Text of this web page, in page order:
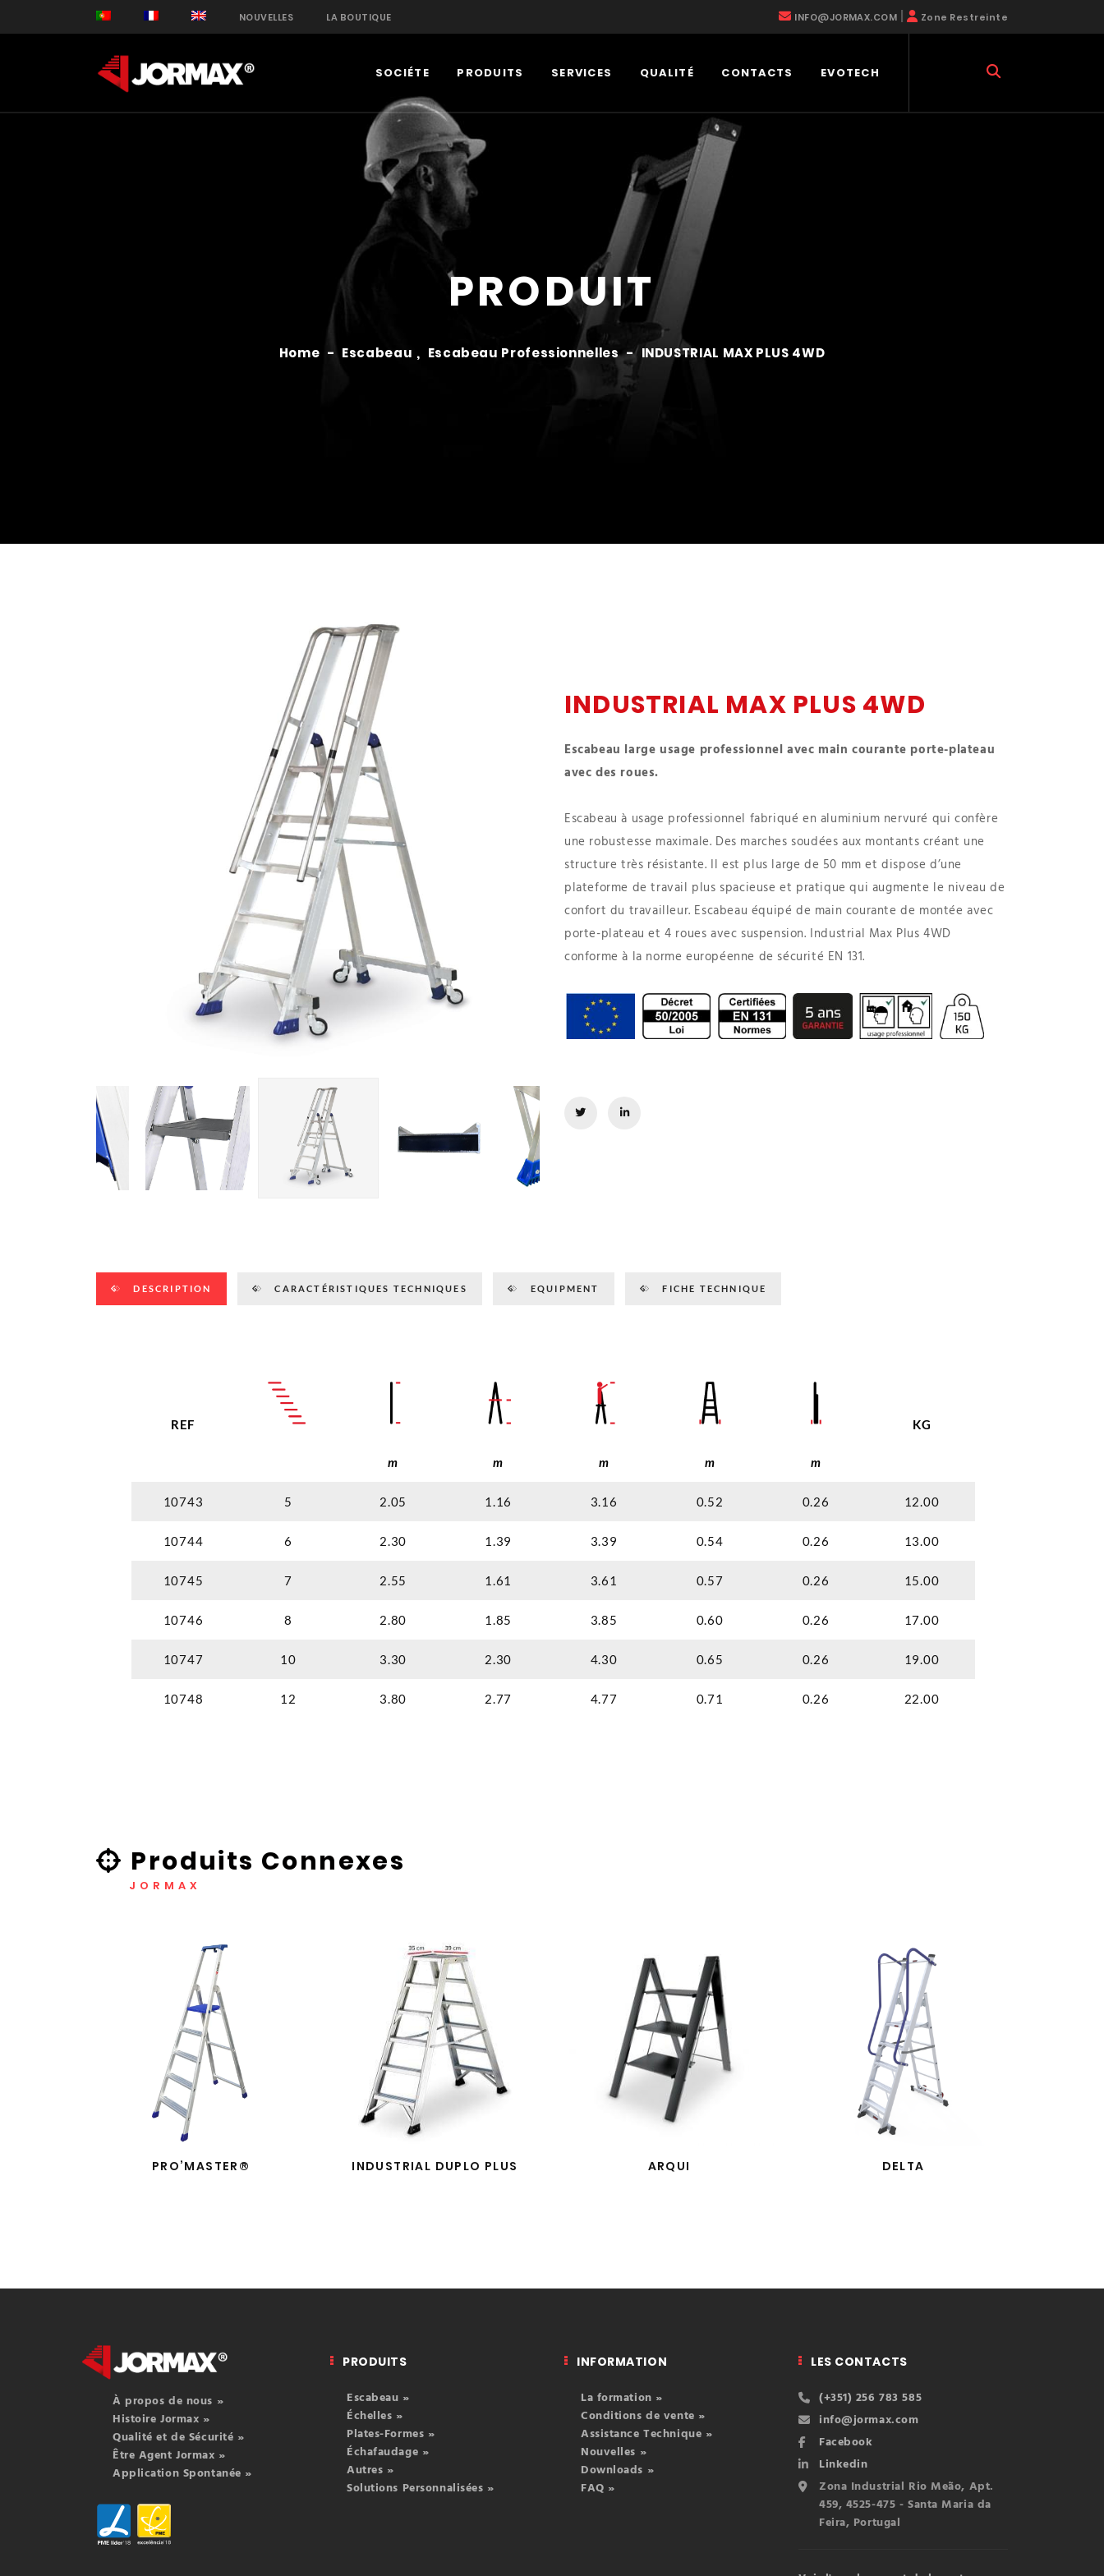
NOUVELLES LA BOUTIQUE INFO@JORMAX.COM Zone Restreinte
SOCIÉTE PRODUITS SERVICES QUALITÉ CONTACTS EVOTECH
PRODUIT
Home - Escabeau , Escabeau Professionnelles - INDUSTRIAL MAX PLUS 4WD
INDUSTRIAL MAX PLUS 4WD
Escabeau large usage professionnel avec main courante porte-plateau
avec des roues.
Escabeau à usage professionnel fabriqué en aluminium nervuré qui confère
une robustesse maximale. Des marches soudées aux montants créant une
structure très résistante. Il est plus large de 50 mm et dispose d’une
plateforme de travail plus spacieuse et pratique qui augmente le niveau de
confort du travailleur. Escabeau équipé de main courante de montée avec
porte-plateau et 4 roues avec suspension. Industrial Max Plus 4WD
conforme à la norme européenne de sécurité EN 131.
DESCRIPTION CARACTÉRISTIQUES TECHNIQUES EQUIPMENT FICHE TECHNIQUE
REF
m m m m m
KG
10743 5 2.05 1.16 3.16 0.52 0.26 12.00
10744 6 2.30 1.39 3.39 0.54 0.26 13.00
10745 7 2.55 1.61 3.61 0.57 0.26 15.00
10746 8 2.80 1.85 3.85 0.60 0.26 17.00
10747 10 3.30 2.30 4.30 0.65 0.26 19.00
10748 12 3.80 2.77 4.77 0.71 0.26 22.00
Produits Connexes
JORMAX
PRO’MASTER® INDUSTRIAL DUPLO PLUS ARQUI DELTA
À propos de nous »
Histoire Jormax »
Qualité et de Sécurité »
Être Agent Jormax »
Application Spontanée »
PRODUITS
Escabeau »
Échelles »
Plates-Formes »
Échafaudage »
Autres »
Solutions Personnalisées »
INFORMATION
La formation »
Conditions de vente »
Assistance Technique »
Nouvelles »
Downloads »
FAQ »
LES CONTACTS
(+351) 256 783 585
info@jormax.com
Facebook
Linkedin
Zona Industrial Rio Meão, Apt.
459, 4525-475 - Santa Maria da
Feira, Portugal